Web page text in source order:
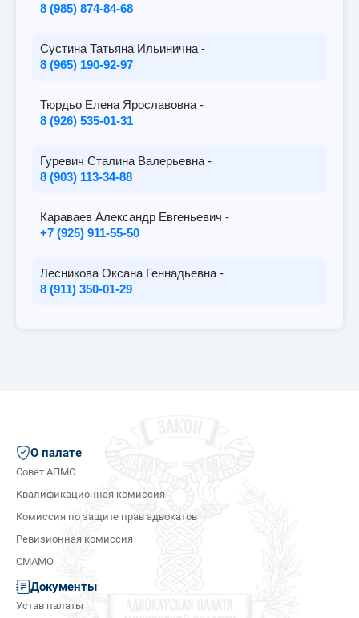
8 (985) 874-84-68
Сустина Татьяна Ильинична -
8 (965) 190-92-97
Тюрдьо Елена Ярославовна -
8 (926) 535-01-31
Гуревич Сталина Валерьевна -
8 (903) 113-34-88
Караваев Александр Евгеньевич -
+7 (925) 911-55-50
Лесникова Оксана Геннадьевна -
8 (911) 350-01-29
О палате
Совет АПМО
Квалификационная комиссия
Комиссия по защите прав адвокатов
Ревизионная комиссия
СМАМО
Документы
Устав палаты